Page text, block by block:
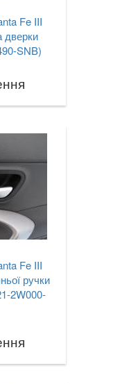
Fe III
дверки
SNB)
Fe III
ручки
2W000-